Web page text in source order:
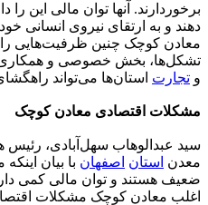
برخوردارند. آنها توان مالی این
دهند و به ارتقای نیروی انسانی
معادن کوچک چنین ظرفیت‌هایی را
تشکل‌ها، بخش ‌خصوصی و
و تجارت استان‌ها می‌تواند
مشکلات اقتصادی معادن کوچک
سید عبدالوهاب سهل‌آبادی،
معدن استان اصفهان با بیان
ضعیف هستند و توان مالی کمی
اغلب معادن کوچک مشکلات